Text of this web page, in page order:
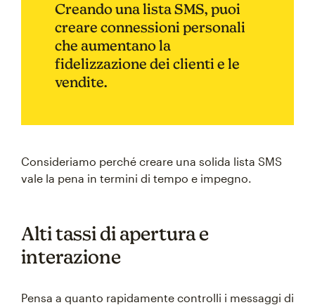
Creando una lista SMS, puoi
creare connessioni personali
che aumentano la
fidelizzazione dei clienti e le
vendite.
Consideriamo perché creare una solida lista SMS
vale la pena in termini di tempo e impegno.
Alti tassi di apertura e
interazione
Pensa a quanto rapidamente controlli i messaggi di